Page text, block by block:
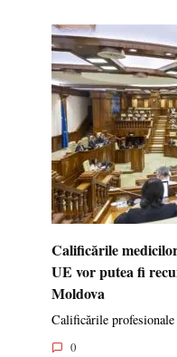
Calificările
UE vor putea fi
Moldova
Calificările
0